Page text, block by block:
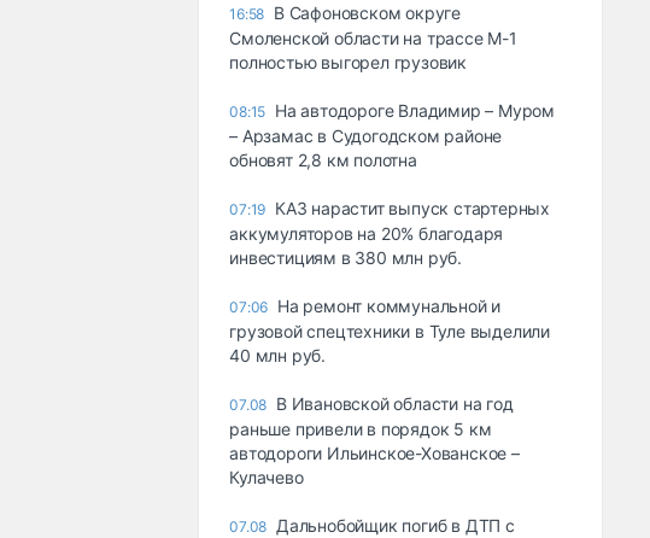
16:58 В Сафоновском округе
Смоленской области на трассе М-1
полностью выгорел грузовик
08:15 На автодороге Владимир – Муром
– Арзамас в Судогодском районе
обновят 2,8 км полотна
07:19 КАЗ нарастит выпуск стартерных
аккумуляторов на 20% благодаря
инвестициям в 380 млн руб.
07:06 На ремонт коммунальной и
грузовой спецтехники в Туле выделили
40 млн руб.
07.08 В Ивановской области на год
раньше привели в порядок 5 км
автодороги Ильинское-Хованское –
Кулачево
07.08 Дальнобойщик погиб в ДТП с